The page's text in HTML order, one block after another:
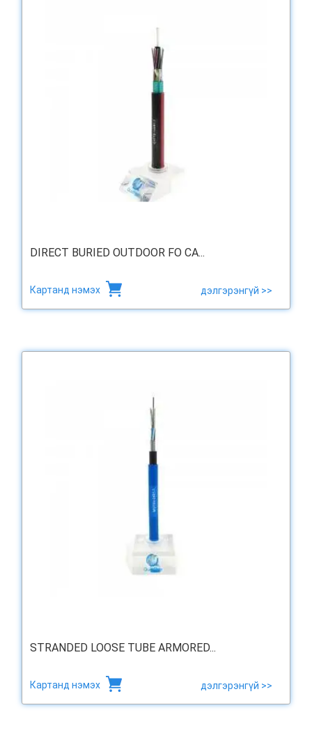
DIRECT BURIED OUTDOOR FO CA...
Картанд нэмэх дэлгэрэнгүй >>
STRANDED LOOSE TUBE ARMORED...
Картанд нэмэх дэлгэрэнгүй >>